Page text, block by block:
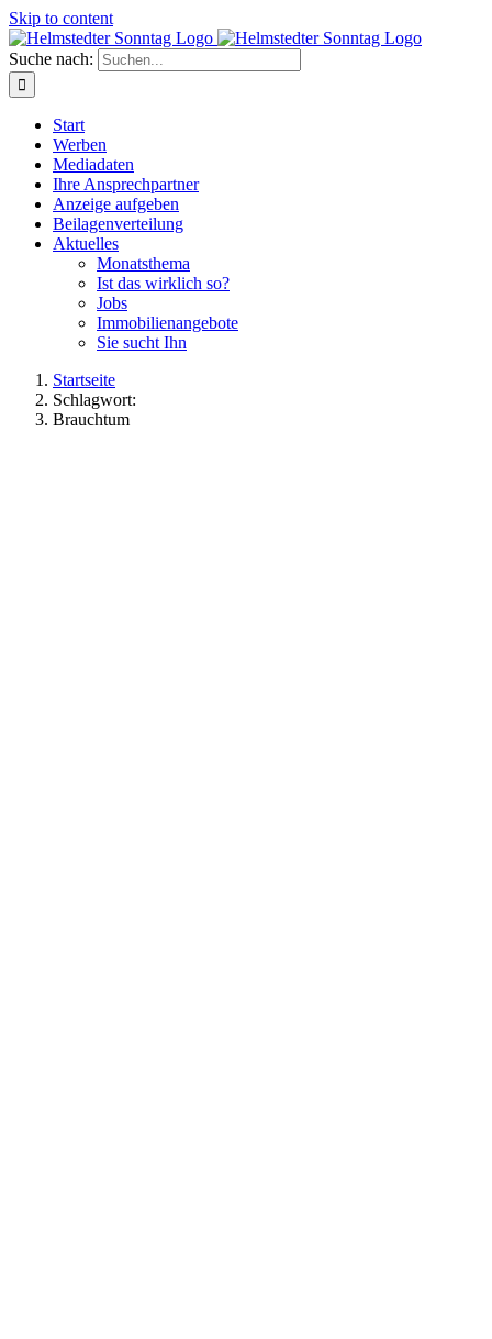
Skip to content
Suche nach:
Start
Werben
Mediadaten
Ihre Ansprechpartner
Anzeige aufgeben
Beilagenverteilung
Aktuelles
Monatsthema
Ist das wirklich so?
Jobs
Immobilienangebote
Sie sucht Ihn
Startseite
Schlagwort:
Brauchtum